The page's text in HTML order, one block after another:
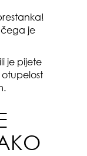
čega je
je pijete